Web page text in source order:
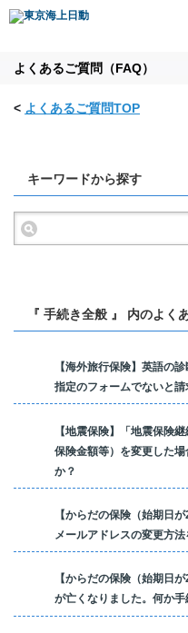
よくあるご質問（FAQ）
< よくあるご質問TOP
キーワードから探す
『 手続き全般 』 内のよく
【海外旅行保険】英語の
指定のフォームでないと
【地震保険】「地震保険
保険金額等）を変更した
か？
【からだの保険（始期日
メールアドレスの変更方法
【からだの保険（始期日
が亡くなりました。何か